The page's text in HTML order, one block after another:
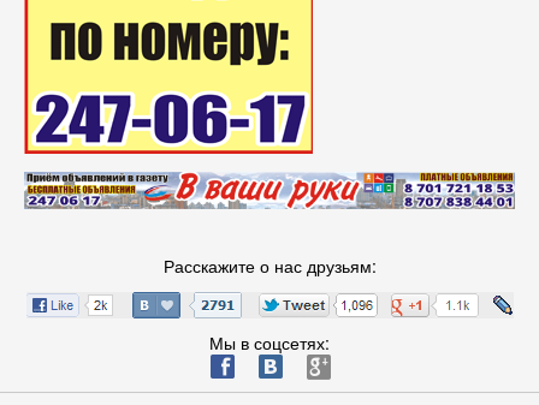
Расскажите о нас друзьям:
Мы в соцсетях:
ä æ è